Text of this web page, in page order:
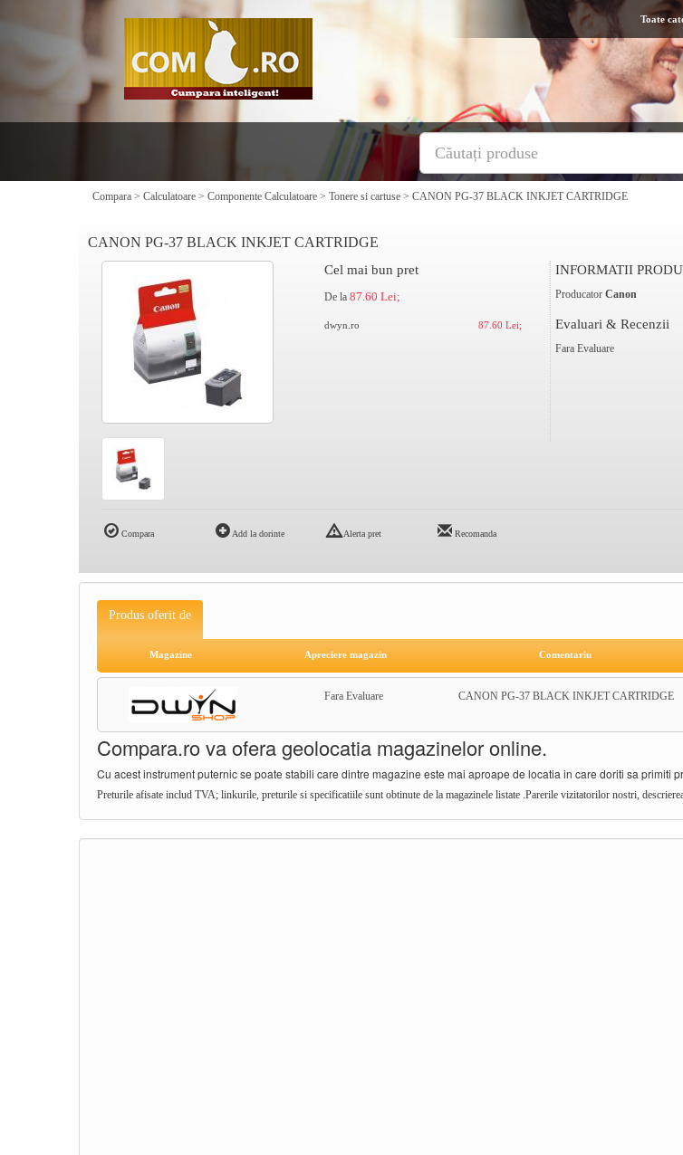
Toate
Compara > Calculatoare > Componente Calculatoare > Tonere si cartuse > CANON PG-37 BLACK INKJET CARTRIDGE
CANON PG-37 BLACK INKJET CARTRIDGE
Cel mai bun pret
De la 87.60 Lei;
dwyn.ro 87.60 Lei;
INFORMATII
ProducatorCanon
Evaluari & Recenzii
Fara Evaluare
Compara Add la dorinte Alerta pret Recomanda
Produs oferit de
Magazine Apreciere magazin Comentariu
Fara Evaluare CANON PG-37 BLACK INKJET CARTRIDGE
Compara.ro va ofera geolocatia magazinelor online.
Cu acest instrument puternic se poate stabili care dintre magazine este mai aproape de locatia in care doriti sa primiti
Preturile afisate includ TVA; linkurile, preturile si specificatiile sunt obtinute de la magazinele listate .Parerile vizitatorilor nostri,